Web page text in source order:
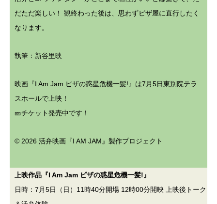
だただ楽しい！ 観終わった後は、思わずピザ屋に直行したく
なります。
執筆： 新谷里映
映画『I Am Jam ピザの惑星危機一髪!』は7月5日東別院テラ
スホールで上映！
🎫チケット発売中です！
©︎ 2026 活弁映画『I AM JAM』製作プロジェクト
上映作品『I Am Jam ピザの惑星危機一髪!』
日時：7月5日（日）11時40分開場 12時00分開映 上映後トーク